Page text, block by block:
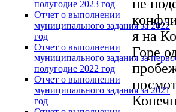
полугодие 2023 год
Отчет о выполнении
муниципального задания за 2022
год
Отчет о выполнении
муниципального задания за
полугодие 2022 год
Отчет о выполнении
муниципального задания за 2021
год
не
я на
Горе